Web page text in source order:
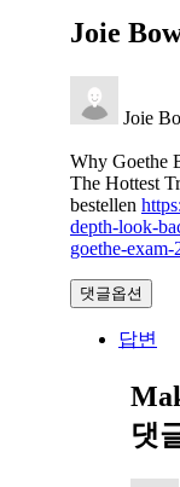
Joie
Joie
Why Goethe
The Hottest
bestellen
depth-look-
goethe-exam-
댓글옵션
답변
댓